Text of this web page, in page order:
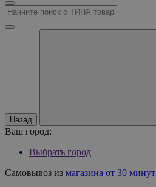
Назад
Ваш город:
Выбрать город
Самовывоз из магазина от 30 минут